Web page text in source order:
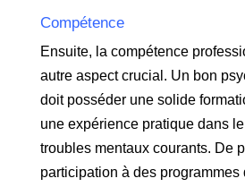
Compétence
Ensuite, la compétence
autre aspect crucial. Un bon
doit posséder une solide
une expérience pratique dans
troubles mentaux courants. De
participation à des programmes